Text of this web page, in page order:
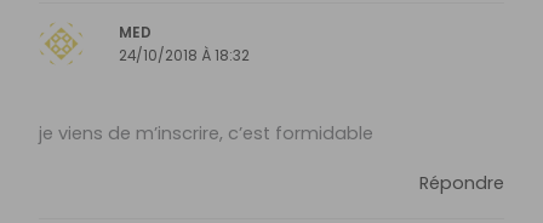
MED
24/10/2018 À 18:32
je viens de m’inscrire, c’est formidable
Répondre